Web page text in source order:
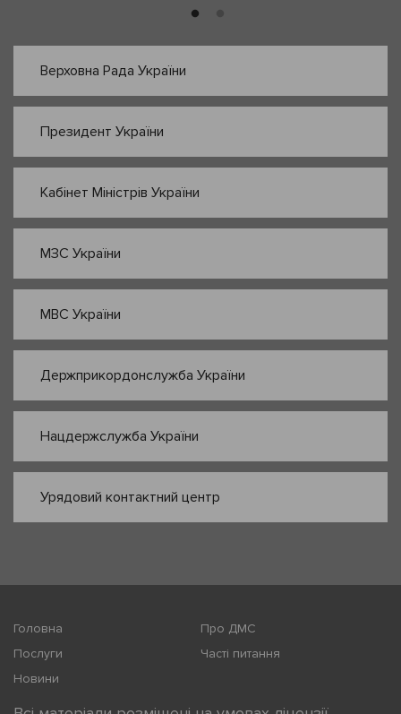
Верховна Рада України
Президент України
Кабінет Міністрів України
МЗС України
МВС України
Держприкордонслужба України
Нацдержслужба України
Урядовий контактний центр
Головна
Про ДМС
Послуги
Часті питання
Новини